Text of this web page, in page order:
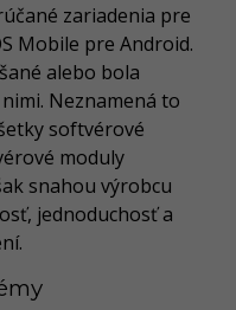
zariadenia pre
Mobile pre Android.
alebo bola
Neznamená to
softvérové
moduly
snahou výrobcu
jednoduchosť a